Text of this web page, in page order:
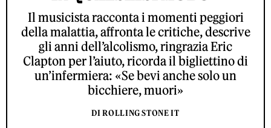
Il musicista racconta i momenti peggiori
della malattia, affronta le critiche, descrive
gli anni dell’alcolismo, ringrazia Eric
Clapton per l’aiuto, ricorda il bigliettino di
un’infermiera: «Se bevi anche solo un
bicchiere, muori»
DI ROLLING STONE IT